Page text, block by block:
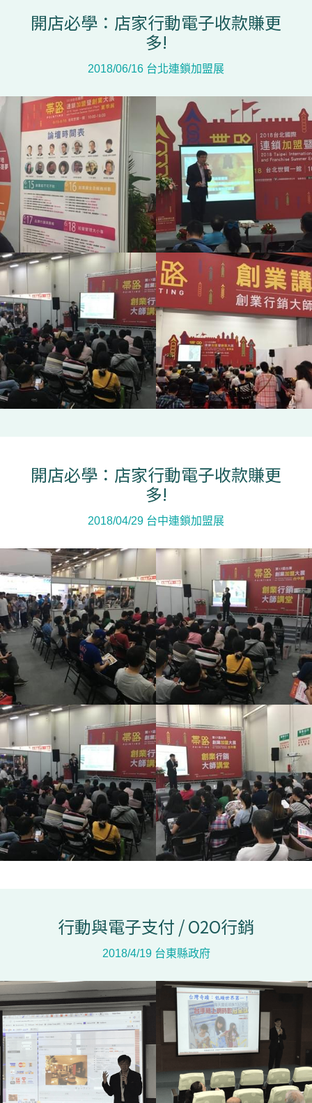
開店必學：店家行動電子收款賺更
多!
2018/06/16 台北連鎖加盟展
開店必學：店家行動電子收款賺更
多!
2018/04/29 台中連鎖加盟展
行動與電子支付 / O2O行銷
2018/4/19 台東縣政府